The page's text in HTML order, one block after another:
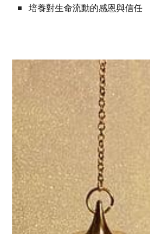
培養對生命流動的感恩與信任